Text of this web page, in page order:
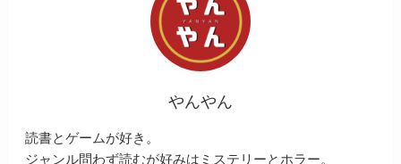
やんやん
読書とゲームが好き。
ジャンル問わず読むが好みはミステリーとホラー。